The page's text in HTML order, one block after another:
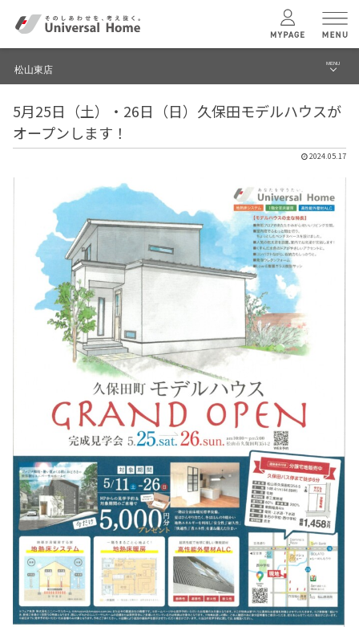
ユニバーサル ホームの特長
テクノロジー
建築実例
モデルハウス検索・見学予約
シミュレーション
キャンペーン・ コラボ情報
家づくりの知識
企業情報
お問い合わせ
松山東店 MENU
ブログ
イベント
モデルハウス見学予約
松山東店 TOPへ
5月25日（土）・26日（日）久保田モデルハウスが
オープンします！
2024.05.17